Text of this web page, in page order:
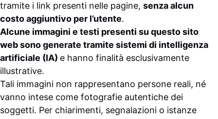
tramite i link presenti nelle pagine, senza alcun
costo aggiuntivo per l’utente.
Alcune immagini e testi presenti su questo sito
web sono generate tramite sistemi di intelligenza
artificiale (IA) e hanno finalità esclusivamente
illustrative.
Tali immagini non rappresentano persone reali, né
vanno intese come fotografie autentiche dei
soggetti. Per chiarimenti, segnalazioni o istanze